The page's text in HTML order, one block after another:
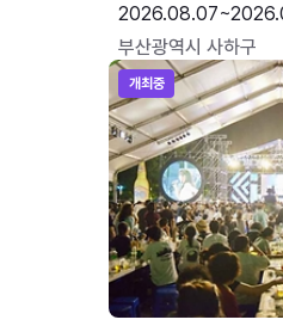
부산광역시 사하구
개최중